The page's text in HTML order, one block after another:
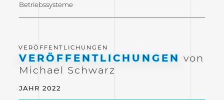
Betriebssysteme
VERÖFFENTLICHUNGEN von
Michael Schwarz
JAHR 2022